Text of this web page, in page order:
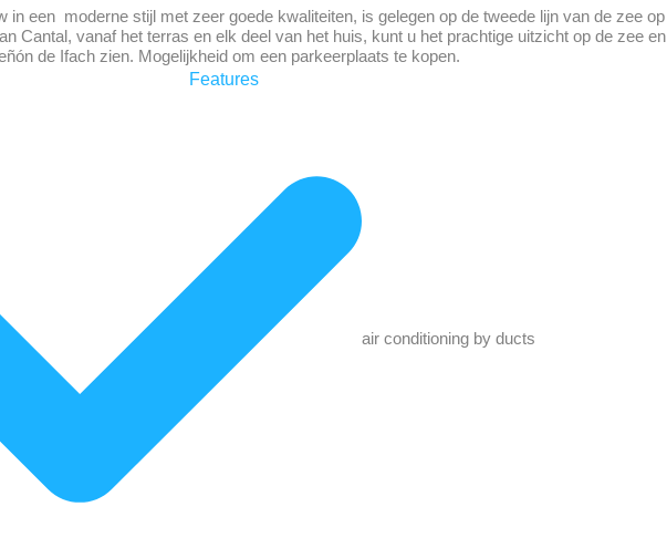
in een moderne stijl met zeer goede kwaliteiten, is gelegen op de tweede lijn van de zee op
Cantal, vanaf het terras en elk deel van het huis, kunt u het prachtige uitzicht op de zee en
de Ifach zien. Mogelijkheid om een parkeerplaats te kopen.
Features
air conditioning by ducts